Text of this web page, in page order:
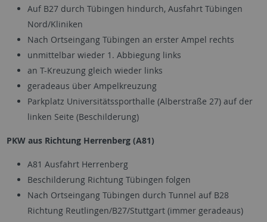
Auf B27 durch Tübingen hindurch, Ausfahrt Tübingen
Nord/Kliniken
Nach Ortseingang Tübingen an erster Ampel rechts
unmittelbar wieder 1. Abbiegung links
an T-Kreuzung gleich wieder links
geradeaus über Ampelkreuzung
Parkplatz Universitätssporthalle (Alberstraße 27) auf der
linken Seite (Beschilderung)
PKW aus Richtung Herrenberg (A81)
A81 Ausfahrt Herrenberg
Beschilderung Richtung Tübingen folgen
Nach Ortseingang Tübingen durch Tunnel auf B28
Richtung Reutlingen/B27/Stuttgart (immer geradeaus)